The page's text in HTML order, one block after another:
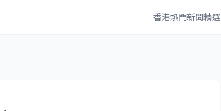
香港熱門新聞精選